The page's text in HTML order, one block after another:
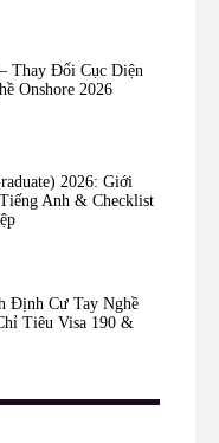
Thay Đổi Cục Diện
Onshore 2026
2026: Giới
Anh & Checklist
Định Cư Tay Nghề
Tiêu Visa 190 &